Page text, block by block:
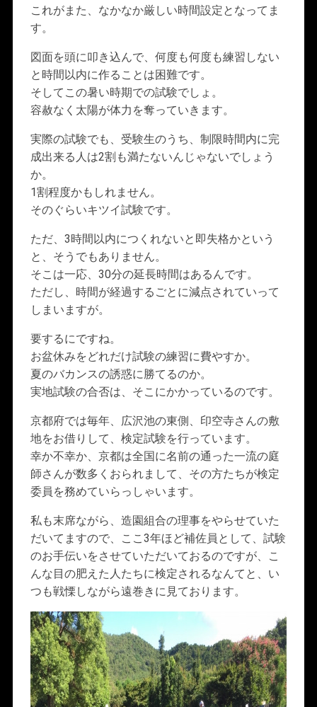
これがまた、なかなか厳しい時間設定となってま
す。
図面を頭に叩き込んで、何度も何度も練習しない
と時間以内に作ることは困難です。
そしてこの暑い時期での試験でしょ。
容赦なく太陽が体力を奪っていきます。
実際の試験でも、受験生のうち、制限時間内に完
成出来る人は2割も満たないんじゃないでしょう
か。
1割程度かもしれません。
そのぐらいキツイ試験です。
ただ、3時間以内につくれないと即失格かという
と、そうでもありません。
そこは一応、30分の延長時間はあるんです。
ただし、時間が経過するごとに減点されていって
しまいますが。
要するにですね。
お盆休みをどれだけ試験の練習に費やすか。
夏のバカンスの誘惑に勝てるのか。
実地試験の合否は、そこにかかっているのです。
京都府では毎年、広沢池の東側、印空寺さんの敷
地をお借りして、検定試験を行っています。
幸か不幸か、京都は全国に名前の通った一流の庭
師さんが数多くおられまして、その方たちが検定
委員を務めていらっしゃいます。
私も末席ながら、造園組合の理事をやらせていた
だいてますので、ここ3年ほど補佐員として、試験
のお手伝いをさせていただいておるのですが、こ
んな目の肥えた人たちに検定されるなんてと、い
つも戦慄しながら遠巻きに見ております。